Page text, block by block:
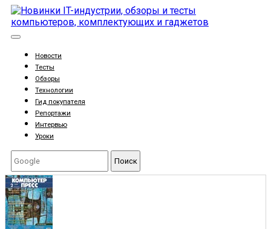
Новости
Тесты
Обзоры
Технологии
Гид покупателя
Репортажи
Интервью
Уроки
Поиск